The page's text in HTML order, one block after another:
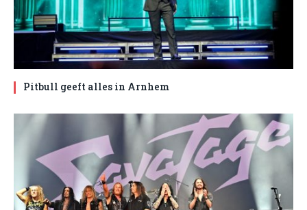
Pitbull geeft alles in Arnhem